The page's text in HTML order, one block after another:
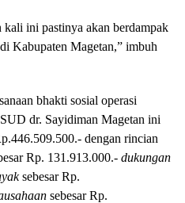
ini pastinya akan berdampak
Kabupaten Magetan,” imbuh
bhakti sosial operasi
dr. Sayidiman Magetan ini
dengan rincian
Rp. 131.913.000.- dukungan
sebesar Rp.
sebesar Rp.